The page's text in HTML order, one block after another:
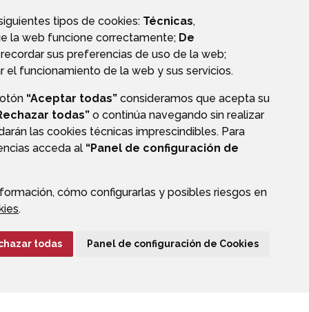
tipos de cookies: Técnicas,
la web funcione correctamente; De
sus preferencias de uso de la web;
el funcionamiento de la web y sus servicios.
“Aceptar todas” consideramos que acepta su
todas” o continúa navegando sin realizar
las cookies técnicas imprescindibles. Para
acceda al “Panel de configuración de
cómo configurarlas y posibles riesgos en
.
todas Panel de configuración de Cookies
DE DATOS